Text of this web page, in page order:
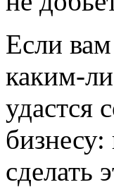
Если
каким-
удастся
сделать